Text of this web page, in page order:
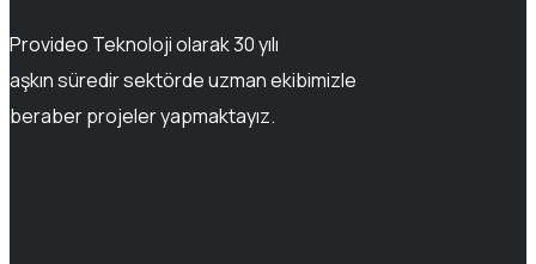
Provideo Teknoloji olarak 30 yılı
aşkın süredir sektörde uzman ekibimizle
beraber projeler yapmaktayız.